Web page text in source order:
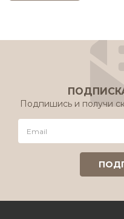
Подпишись и получи